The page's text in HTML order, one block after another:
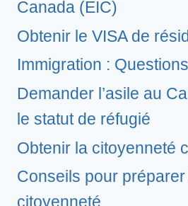
Canada (EIC)
Obtenir le VISA de
Immigration :
Demander l’asile au
le statut de réfugié
Obtenir la citoyenneté
Conseils pour préparer
citoyenneté